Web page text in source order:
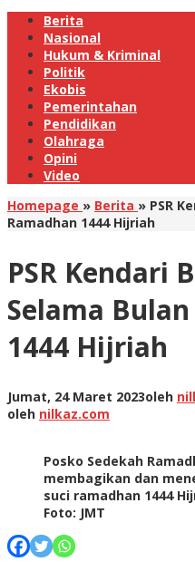
Berita
Nasional
Hukum & Kriminal
Politik
Ekobis
Pemerintahan
Pendidikan
Olahraga
Opini
Video
Homepage » Berita » PSR
Ramadhan 1444 Hijriah
PSR Kendari
Selama
1444 Hijriah
Jumat, 24 Maret 2023oleh
oleh nilkaz.com
Posko Sedekah
membagikan dan
suci ramadhan 1444
Foto: JMT